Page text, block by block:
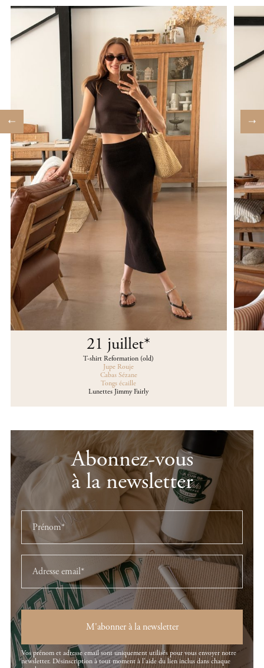
21 juillet*
T-shirt Reformation (old)
Jupe Rouje
Cabas Sézane
Tongs écaille
Lunettes Jimmy Fairly
Abonnez-vous
à la newsletter
M'abonner à la newsletter
Vos prénom et adresse email sont uniquement utilisés pour vous envoyer notre
newsletter. Désinscription à tout moment à l'aide du lien inclus dans chaque